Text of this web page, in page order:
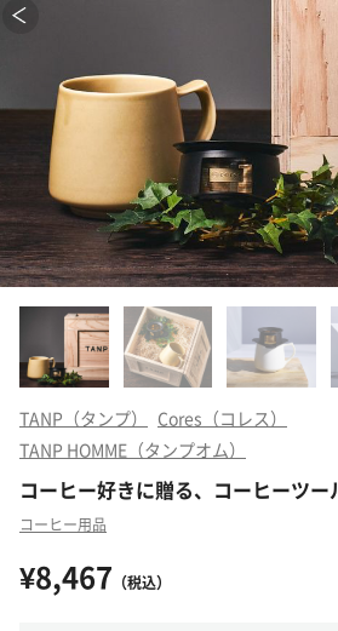
TANP（タンプ）
Cores（コレス）
TANP HOMME（タンプオム）
コーヒー好きに贈る、コーヒーツー
コーヒー用品
¥8,467 （税込）